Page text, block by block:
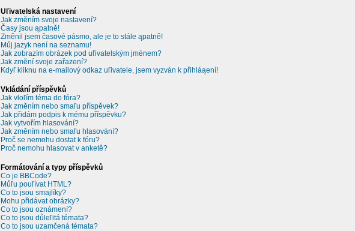
Uľivatelská nastavení
Jak změním svoje nastavení?
Časy jsou ąpatně!
Změnil jsem časové pásmo, ale je to stále ąpatně!
Můj jazyk není na seznamu!
Jak zobrazím obrázek pod uľivatelským jménem?
Jak změní svoje zařazení?
Kdyľ kliknu na e-mailový odkaz uľivatele, jsem vyzván k přihláąení!
Vkládání příspěvků
Jak vloľím téma do fóra?
Jak změním nebo smaľu příspěvek?
Jak přidám podpis k mému příspěvku?
Jak vytvořím hlasování?
Jak změním nebo smaľu hlasování?
Proč se nemohu dostat k fóru?
Proč nemohu hlasovat v anketě?
Formátování a typy příspěvků
Co je BBCode?
Můľu pouľívat HTML?
Co to jsou smajlíky?
Mohu přidávat obrázky?
Co to jsou oznámení?
Co to jsou důleľitá témata?
Co to jsou uzamčená témata?